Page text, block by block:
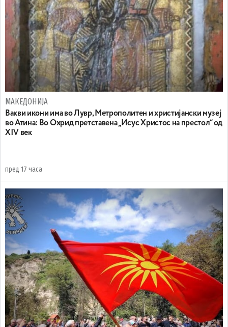
МАКЕДОНИЈА
Вакви икони има во Лувр, Метрополитен и христијански музеј
во Атина: Во Охрид претставена „Исус Христос на престол“ од
XIV век
пред 17 часа